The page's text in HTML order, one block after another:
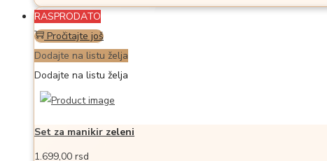
RASPRODATO
Pročitajte još
Dodajte na listu želja
Dodajte na listu želja
Set za manikir zeleni
1.699,00 rsd